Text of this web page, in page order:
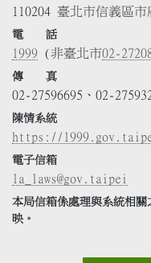
110204 臺北市信義區
電 話
1999 (非臺北市02-
傳 真
02-27596695、02-
陳情系統
https://
電子信箱
la_laws@gov.taipei
本局信箱係處理與系統相
映。